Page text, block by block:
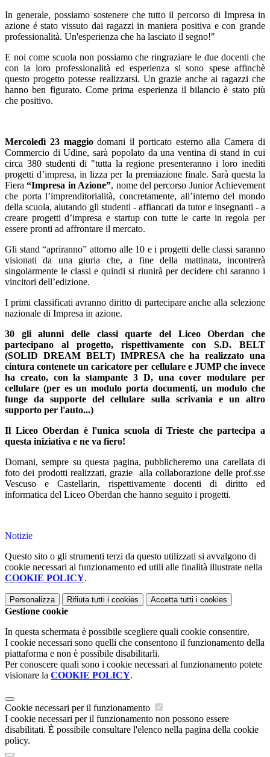
In generale, possiamo sostenere che tutto il percorso di Impresa in
azione é stato vissuto dai ragazzi in maniera positiva e con grande
professionalità. Un'esperienza che ha lasciato il segno!"
E noi come scuola non possiamo che ringraziare le due docenti che
con la loro professionalità ed esperienza si sono spese affinchè
questo progetto potesse realizzarsi. Un grazie anche ai ragazzi che
hanno ben figurato. Come prima esperienza il bilancio è stato più
che positivo.
Mercoledì 23 maggiodomani il porticato esterno alla Camera di
Commercio di Udine, sarà popolato da una ventina di stand in cui
circa 380 studenti di "tutta la regione presenteranno i loro inediti
progetti d’impresa, in lizza per la premiazione finale. Sarà questa la
Fiera“Impresa in Azione”, nome del percorso Junior Achievement
che porta l’imprenditorialità, concretamente, all’interno del mondo
della scuola, aiutando gli studenti - affiancati da tutor e insegnanti - a
creare progetti d’impresa e startup con tutte le carte in regola per
essere pronti ad affrontare il mercato.
Gli stand “apriranno” attorno alle 10 e i progetti delle classi saranno
visionati da una giuria che, a fine della mattinata, incontrerà
singolarmente le classi e quindi si riunirà per decidere chi saranno i
vincitori dell’edizione.
I primi classificati avranno diritto di partecipare anche alla selezione
nazionale di Impresa in azione.
30 gli alunni delle classi quarte del Liceo Oberdan che
partecipano al progetto, rispettivamente con S.D. BELT
(SOLID DREAM BELT) IMPRESA che ha realizzato una
cintura contenete un caricatore per cellulare e JUMP che invece
ha creato, con la stampante 3 D, una cover modulare per
cellulare (per es un modulo porta documenti, un modulo che
funge da supporte del cellulare sulla scrivania e un altro
supporto per l'auto...)
Il Liceo Oberdan è l'unica scuola di Trieste che partecipa a
questa iniziativa e ne va fiero!
Domani, sempre su questa pagina, pubblicheremo una carellata di
foto dei prodotti realizzati, grazie alla collaborazione delle prof.sse
Vescuso e Castellarin, rispettivamente docenti di diritto ed
informatica del Liceo Oberdan che hanno seguito i progetti.
Notizie
Questo sito o gli strumenti terzi da questo utilizzati si avvalgono di
cookie necessari al funzionamento ed utili alle finalità illustrate nella
COOKIE POLICY.
Personalizza Rifiuta tutti i cookies Accetta tutti i cookies
Gestione cookie
In questa schermata è possibile scegliere quali cookie consentire.
I cookie necessari sono quelli che consentono il funzionamento della
piattaforma e non è possibile disabilitarli.
Per conoscere quali sono i cookie necessari al funzionamento potete
visionare la COOKIE POLICY.
Cookie necessari per il funzionamento
I cookie necessari per il funzionamento non possono essere
disabilitati. È possibile consultare l'elenco nella pagina della cookie
policy.